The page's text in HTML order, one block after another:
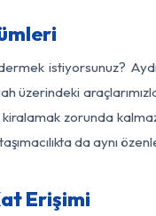
istiyorsunuz?
üzerindeki
zorunda
da aynı
Erişimi